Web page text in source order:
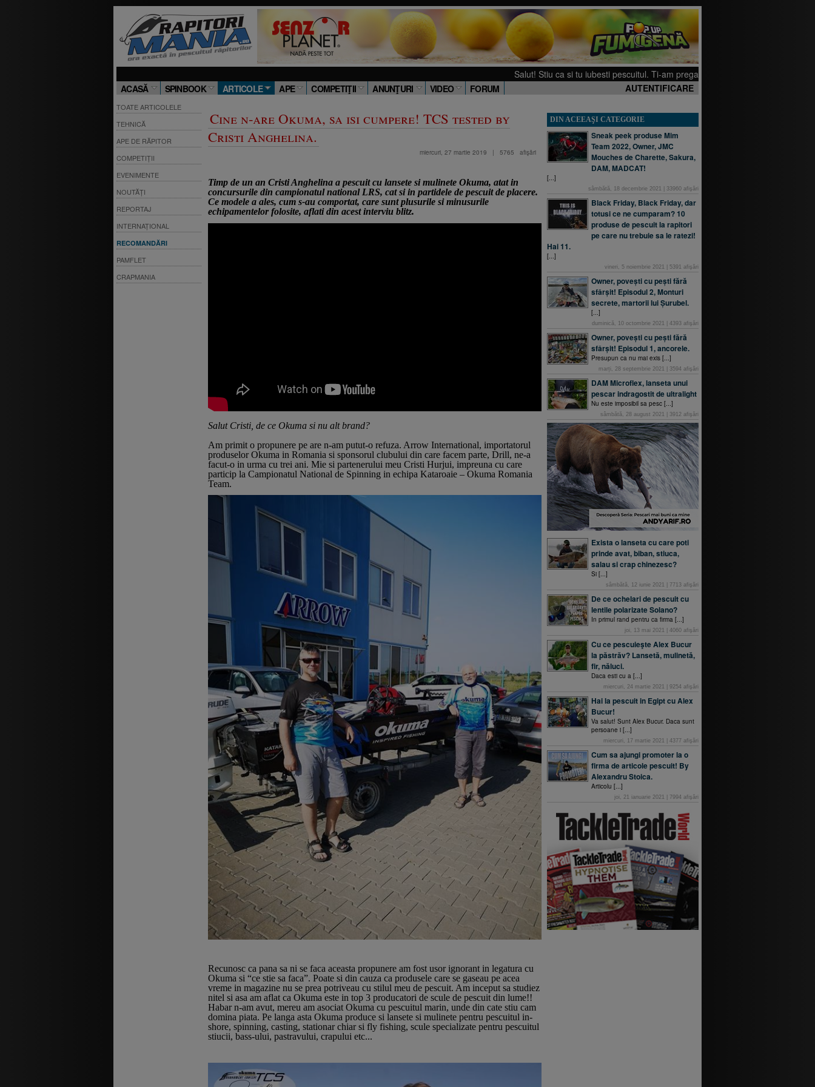
Salut! Stiu ca si tu iubesti pescuitul. Ti-am pregatit cateva filmulete pe canalul meu de
ACASĂ
SPINBOOK ARTICOLE APE COMPETIŢII ANUNŢURI VIDEO FORUM AUTENTIFICARE
TOATE ARTICOLELE
TEHNICĂ
APE DE RĂPITOR
COMPETIȚII
EVENIMENTE
NOUTĂȚI
REPORTAJ
INTERNAȚIONAL
RECOMANDĂRI
PAMFLET
CRAPMANIA
Cine n-are Okuma, sa isi cumpere! TCS tested by
Cristi Anghelina.
miercuri, 27 martie 2019 | 5765 afişări
Timp de un an Cristi Anghelina a pescuit cu lansete si mulinete Okuma, atat in
concursurile din campionatul national LRS, cat si in partidele de pescuit de placere.
Ce modele a ales, cum s-au comportat, care sunt plusurile si minusurile
echipamentelor folosite, aflati din acest interviu blitz.
Salut Cristi, de ce Okuma si nu alt brand?
Am primit o propunere pe are n-am putut-o refuza. Arrow International, importatorul
produselor Okuma in Romania si sponsorul clubului din care facem parte, Drill, ne-a
facut-o in urma cu trei ani. Mie si partenerului meu Cristi Hurjui, impreuna cu care
particip la Campionatul National de Spinning in echipa Kataroaie – Okuma Romania
Team.
Recunosc ca pana sa ni se faca aceasta propunere am fost usor ignorant in legatura cu
Okuma si “ce stie sa faca”. Poate si din cauza ca produsele care se gaseau pe acea
vreme in magazine nu se prea potriveau cu stilul meu de pescuit. Am inceput sa studiez
nitel si asa am aflat ca Okuma este in top 3 producatori de scule de pescuit din lume!!
Habar n-am avut, mereu am asociat Okuma cu pescuitul marin, unde din cate stiu cam
domina piata. Pe langa asta Okuma produce si lansete si mulinete pentru pescuitul in-
shore, spinning, casting, stationar chiar si fly fishing, scule specializate pentru pescuitul
stiucii, bass-ului, pastravului, crapului etc...
DIN ACEEAŞI CATEGORIE
Sneak peek produse Mim
Team 2022, Owner, JMC
Mouches de Charette, Sakura,
DAM, MADCAT!
[...]
sâmbătă, 18 decembrie 2021 33960 afişări
Black Friday, Black Friday, dar
totusi ce ne cumparam? 10
produse de pescuit la rapitori
pe care nu trebuie sa le ratezi!
Hai 11.
[...]
vineri, 5 noiembrie 2021 5391 afişări
Owner, povești cu pești fără
sfârșit! Episodul 2, Monturi
secrete, martorii lui Șurubel.
[...]
duminică, 10 octombrie 2021 4393 afişări
Owner, povești cu pești fără
sfârșit! Episodul 1, ancorele.
Presupun ca nu mai exis [...]
marți, 28 septembrie 2021 3594 afişări
DAM Microflex, lanseta unui
pescar indragostit de ultralight
Nu este imposibil sa pesc [...]
sâmbătă, 28 august 2021 3912 afişări
Exista o lanseta cu care poti
prinde avat, biban, stiuca,
salau si crap chinezesc?
Si [...]
sâmbătă, 12 iunie 2021 7713 afişări
De ce ochelari de pescuit cu
lentile polarizate Solano?
In primul rand pentru ca firma [...]
joi, 13 mai 2021 4060 afişări
Cu ce pescuieşte Alex Bucur
la păstrăv? Lansetă, mulinetă,
fir, năluci.
Daca esti cu a [...]
miercuri, 24 martie 2021 9254 afişări
Hai la pescuit in Egipt cu Alex
Bucur!
Va salut! Sunt Alex Bucur. Daca sunt
persoane i [...]
miercuri, 17 martie 2021 4377 afişări
Cum sa ajungi promoter la o
firma de articole pescuit! By
Alexandru Stoica.
Articolu [...]
joi, 21 ianuarie 2021 7994 afişări